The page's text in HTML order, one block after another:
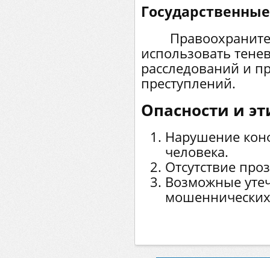
использовать
расследований и
преступлений.
Опасности и
Нарушение
человека.
Отсутствие
Возможные